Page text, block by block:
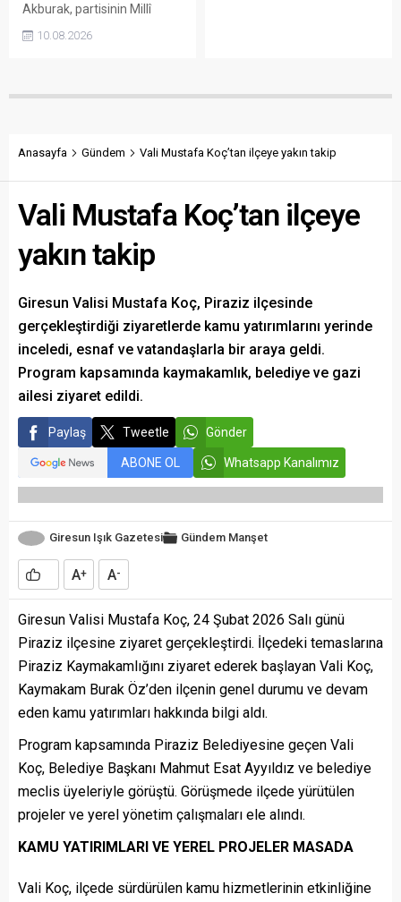
Akburak, partisinin Millî
Bütünleşmenin
hazırladığı muhalefet
şehit edilen 7 bin 563 kişinin
belirtildi.
10.08.2026
şeffaf ve hesap verebilir bir
Anasayfa Gündem Vali Mustafa Koç’tan ilçeye yakın takip
Vali Mustafa Koç’tan ilçeye
yakın takip
Giresun Valisi Mustafa Koç, Piraziz ilçesinde
gerçekleştirdiği ziyaretlerde kamu yatırımlarını yerinde
inceledi, esnaf ve vatandaşlarla bir araya geldi.
Program kapsamında kaymakamlık, belediye ve gazi
ailesi ziyaret edildi.
Paylaş Tweetle Gönder
ABONE OL Whatsapp Kanalımız
Giresun Işık Gazetesi Gündem Manşet
A+ A-
Giresun Valisi Mustafa Koç, 24 Şubat 2026 Salı günü
Piraziz ilçesine ziyaret gerçekleştirdi. İlçedeki temaslarına
Piraziz Kaymakamlığını ziyaret ederek başlayan Vali Koç,
Kaymakam Burak Öz’den ilçenin genel durumu ve devam
eden kamu yatırımları hakkında bilgi aldı.
Program kapsamında Piraziz Belediyesine geçen Vali
Koç, Belediye Başkanı Mahmut Esat Ayyıldız ve belediye
meclis üyeleriyle görüştü. Görüşmede ilçede yürütülen
projeler ve yerel yönetim çalışmaları ele alındı.
KAMU YATIRIMLARI VE YEREL PROJELER MASADA
Vali Koç, ilçede sürdürülen kamu hizmetlerinin etkinliğine